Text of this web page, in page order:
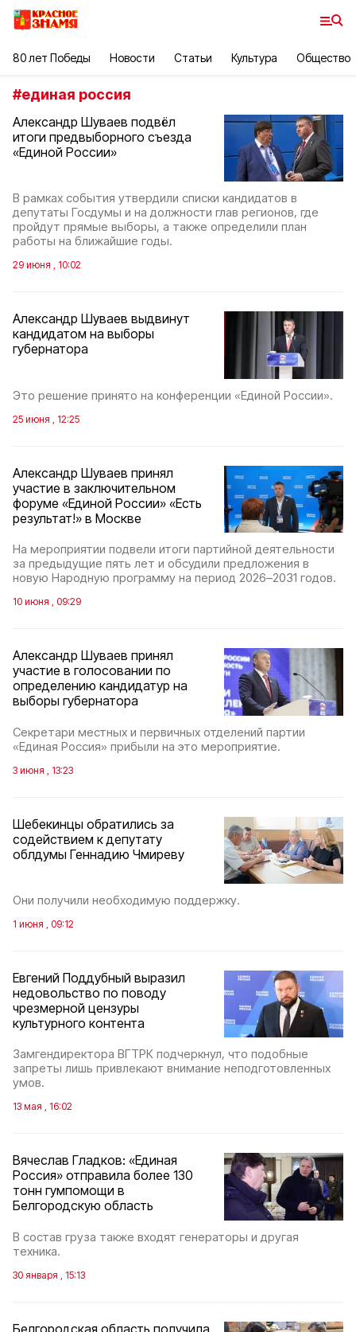
80 лет Победы Новости Статьи Культура Общество
#единая россия
Александр Шуваев подвёл
итоги предвыборного съезда
«Единой России»
В рамках события утвердили списки кандидатов в
депутаты Госдумы и на должности глав регионов, где
пройдут прямые выборы, а также определили план
работы на ближайшие годы.
29 июня , 10:02
Александр Шуваев выдвинут
кандидатом на выборы
губернатора
Это решение принято на конференции «Единой России».
25 июня , 12:25
Александр Шуваев принял
участие в заключительном
форуме «Единой России» «Есть
результат!» в Москве
На мероприятии подвели итоги партийной деятельности
за предыдущие пять лет и обсудили предложения в
новую Народную программу на период 2026–2031 годов.
10 июня , 09:29
Александр Шуваев принял
участие в голосовании по
определению кандидатур на
выборы губернатора
Секретари местных и первичных отделений партии
«Единая Россия» прибыли на это мероприятие.
3 июня , 13:23
Шебекинцы обратились за
содействием к депутату
облдумы Геннадию Чмиреву
Они получили необходимую поддержку.
1 июня , 09:12
Евгений Поддубный выразил
недовольство по поводу
чрезмерной цензуры
культурного контента
Замгендиректора ВГТРК подчеркнул, что подобные
запреты лишь привлекают внимание неподготовленных
умов.
13 мая , 16:02
Вячеслав Гладков: «Единая
Россия» отправила более 130
тонн гумпомощи в
Белгородскую область
В состав груза также входят генераторы и другая
техника.
30 января , 15:13
Белгородская область получила